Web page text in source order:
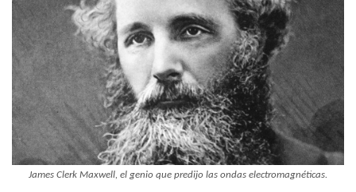
James Clerk Maxwell, el genio que predijo las ondas electromagnéticas.